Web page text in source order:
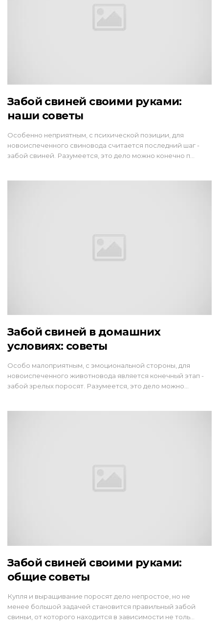
Забой свиней своими руками:
наши советы
Особенно неприятным, с психической позиции, для
новоиспеченного свиновода считается последний шаг -
забой свиней. Разумеется, это дело можно конечно п…
Забой свиней в домашних
условиях: советы
Особо малоприятным, с эмоциональной стороны, для
новоиспеченного животновода является конечный этап -
забой зрелых поросят. Разумеется, это дело можно…
Забой свиней своими руками:
общие советы
Купля и выращивание поросят дело непростое, но не
менее большой задачей становится правильный забой
свиньи, от которого находится в зависимости не толь…